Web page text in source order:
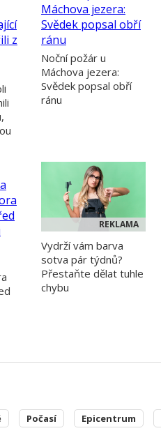
Noční požár u
Máchova jezera:
Svědek popsal obří
ránu
REKLAMA
Vydrží vám barva
sotva pár týdnů?
Přestaňte dělat tuhle
chybu
Počasí Epicentrum